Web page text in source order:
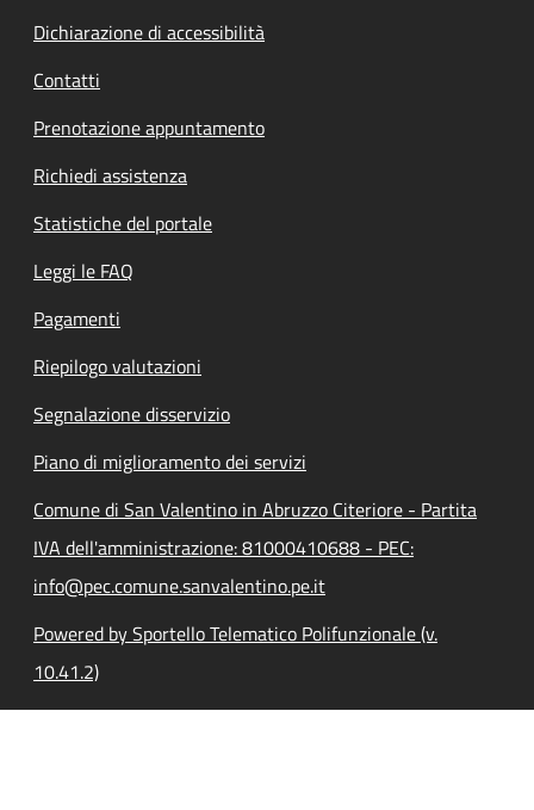
Dichiarazione di accessibilità
Contatti
Prenotazione appuntamento
Richiedi assistenza
Statistiche del portale
Leggi le FAQ
Pagamenti
Riepilogo valutazioni
Segnalazione disservizio
Piano di miglioramento dei servizi
Comune di San Valentino in Abruzzo Citeriore - Partita
IVA dell'amministrazione: 81000410688 - PEC:
info@pec.comune.sanvalentino.pe.it
Powered by Sportello Telematico Polifunzionale (v.
10.41.2)